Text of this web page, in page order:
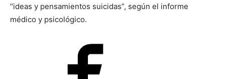
“ideas y pensamientos suicidas”, según el informe
médico y psicológico.